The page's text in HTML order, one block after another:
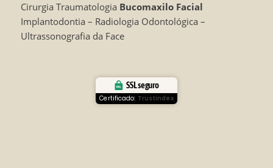
Cirurgia Traumatologia Bucomaxilo Facial
Implantodontia – Radiologia Odontológica –
Ultrassonografia da Face
SSL seguro
Certificado: Trustindex